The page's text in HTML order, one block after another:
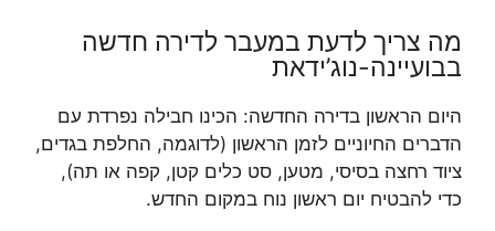
מה צריך לדעת במעבר לדירה חדשה
בבועיינה-נוג’ידאת
היום הראשון בדירה החדשה: הכינו חבילה נפרדת עם
הדברים החיוניים לזמן הראשון (לדוגמה, החלפת בגדים,
ציוד רחצה בסיסי, מטען, סט כלים קטן, קפה או תה),
כדי להבטיח יום ראשון נוח במקום החדש.